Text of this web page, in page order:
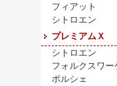
フィアット
シトロエン
プレミアムＸ
シトロエン
フォルクスワー
ポルシェ